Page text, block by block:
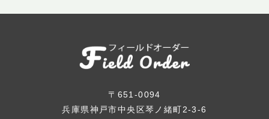
〒651-0094
兵庫県神戸市中央区琴ノ緒町2-3-6